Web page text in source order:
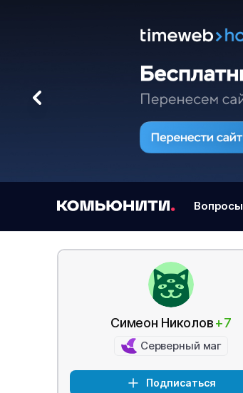
Вопросы
Симеон Николов+7
Серверный маг
Подписаться